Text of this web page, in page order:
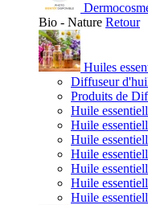
Bio - Nature Retour
Huiles
Diffuseur
Produits de
Huile
Huile
Huile
Huile
Huile
Huile
Huile